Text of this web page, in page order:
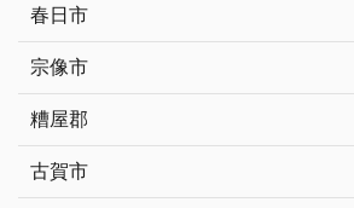
春日市
宗像市
糟屋郡
古賀市